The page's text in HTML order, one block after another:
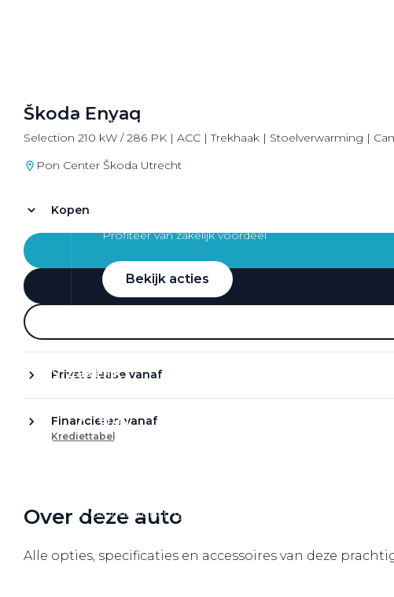
Lease a Bike
Profiteer van zakelijk voordeel
Bekijk acties
Zakelijk
Terug
Over elektrisch rijden
Onderhoud en kosten
Škoda Enyaq
Selection 210 kW / 286 PK | ACC | Trekhaak | Stoelverwarming |
Pon Center Škoda Utrecht
Kopen
Private lease vanaf
Financieren vanaf
Krediettabel
Over deze auto
Alle opties, specificaties en accessoires van deze